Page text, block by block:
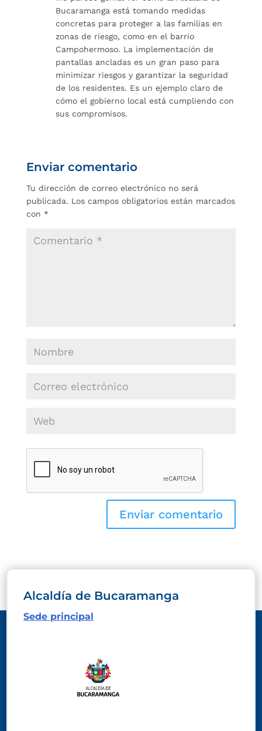
Bucaramanga está tomando medidas
concretas para proteger a las familias en
zonas de riesgo, como en el barrio
Campohermoso. La implementación de
pantallas ancladas es un gran paso para
minimizar riesgos y garantizar la seguridad
de los residentes. Es un ejemplo claro de
cómo el gobierno local está cumpliendo con
sus compromisos.
Enviar comentario
Tu dirección de correo electrónico no será
publicada. Los campos obligatorios están marcados
con *
Alcaldía de Bucaramanga
Sede principal